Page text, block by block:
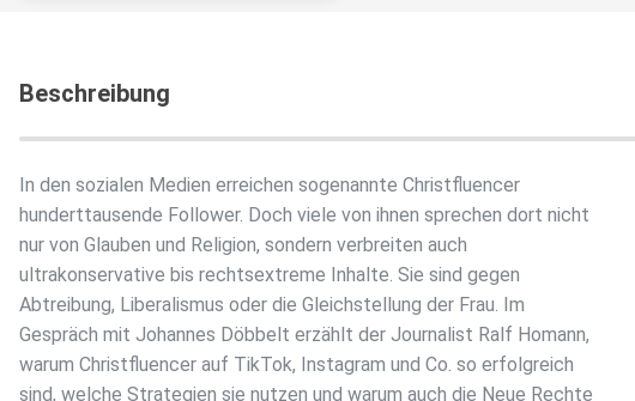
Beschreibung
In den sozialen Medien erreichen sogenannte Christfluencer
hunderttausende Follower. Doch viele von ihnen sprechen dort nicht
nur von Glauben und Religion, sondern verbreiten auch
ultrakonservative bis rechtsextreme Inhalte. Sie sind gegen
Abtreibung, Liberalismus oder die Gleichstellung der Frau. Im
Gespräch mit Johannes Döbbelt erzählt der Journalist Ralf Homann,
warum Christfluencer auf TikTok, Instagram und Co. so erfolgreich
sind, welche Strategien sie nutzen und warum auch die Neue Rechte